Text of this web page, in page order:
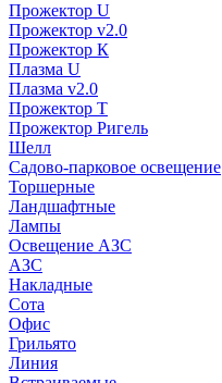
Прожектор U
Прожектор v2.0
Прожектор К
Плазма U
Плазма v2.0
Прожектор Т
Прожектор Ригель
Шелл
Садово-парковое освещение
Торшерные
Ландшафтные
Лампы
Освещение АЗС
АЗС
Накладные
Сота
Офис
Грильято
Линия